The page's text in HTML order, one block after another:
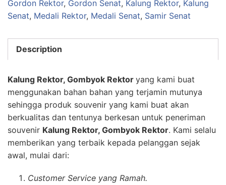
Gordon Rektor, Gordon Senat, Kalung Rektor, Kalung
Senat, Medali Rektor, Medali Senat, Samir Senat
Description
Kalung Rektor, Gombyok Rektor yang kami buat
menggunakan bahan bahan yang terjamin mutunya
sehingga produk souvenir yang kami buat akan
berkualitas dan tentunya berkesan untuk peneriman
souvenir Kalung Rektor, Gombyok Rektor. Kami selalu
memberikan yang terbaik kepada pelanggan sejak
awal, mulai dari:
Customer Service yang Ramah.